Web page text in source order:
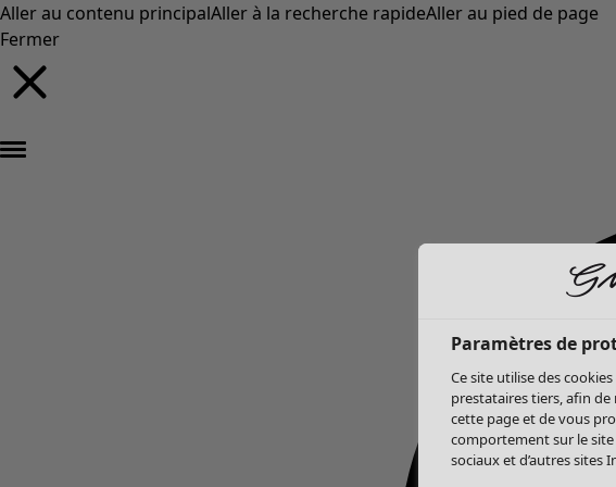
Aller au contenu principalAller à la recherche rapideAller au pied de page
Fermer
Paramètres de
Ce site utilise des
prestataires tiers, afin
cette page et de vous
comportement sur le
sociaux et d’autres sites